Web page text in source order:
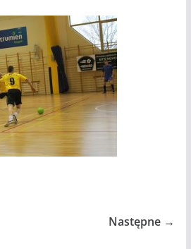
Następne →